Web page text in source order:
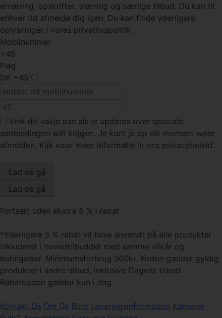
ernæring, opskrifter, træning og særlige tilbud. Du kan til
enhver tid afmelde dig igen. Du kan finde yderligere
oplysninger i vores privatlivspolitik
Mobilnummer
+45
Flag
DK +45
Vink dit vakje aan als je updates over speciale
aanbiedingen wilt krijgen. Je kunt je op elk moment weer
afmelden. Kijk voor meer informatie in ons privacybeleid.
Fortsæt uden ekstra 5 % i rabat
*Yderligere 5 % rabat vil blive anvendt på alle produkter
inkluderet i hovedtilbuddet med samme vilkår og
betingelser. Minimumsforbrug 300kr. Koden gælder gyldig
produkter i andre tilbud, inklusive Dagens tilbud.
Rabatkoden gælder kun i dag.
Kontakt Os Om Os Blog Leveringsinformation Karrierer